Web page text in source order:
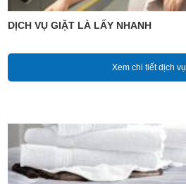
DỊCH VỤ GIẶT LÀ LẤY NHANH
Xem chi tiết dịch vụ